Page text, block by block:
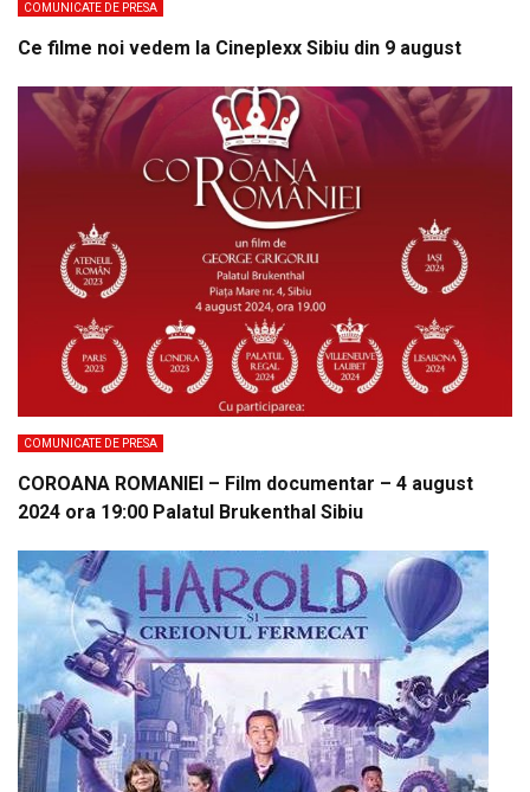
COMUNICATE DE PRESA
Ce filme noi vedem la Cineplexx Sibiu din 9 august
COMUNICATE DE PRESA
COROANA ROMANIEI – Film documentar – 4 august
2024 ora 19:00 Palatul Brukenthal Sibiu